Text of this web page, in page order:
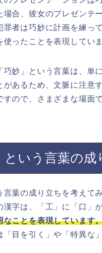
場合、彼女のプレゼンテ
罪者は巧妙に計画を練っ
使ったことを表現してい
巧妙」という言葉は、単
があるため、文脈に注意
すので、さまざまな場面
という言葉の
言葉の成り立ちを考え
漢字は、「工」に「口」
なことを表現しています
「目を引く」や「特異な